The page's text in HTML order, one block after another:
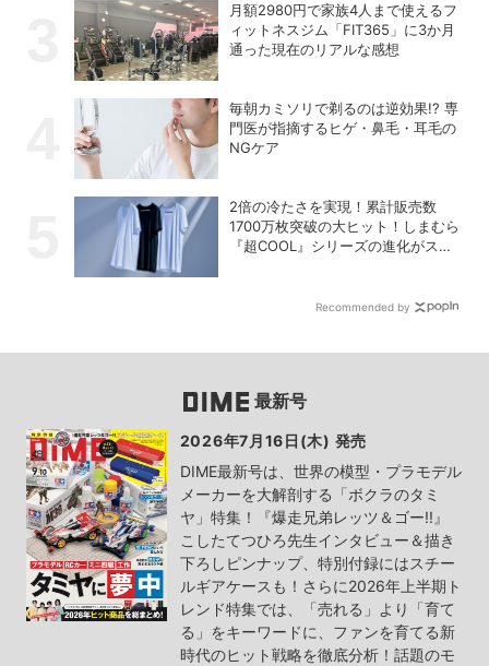
月額2980円で家族4人まで使えるフ
ィットネスジム「FIT365」に3か月
通った現在のリアルな感想
毎朝カミソリで剃るのは逆効果!? 専
門医が指摘するヒゲ・鼻毛・耳毛の
NGケア
2倍の冷たさを実現！累計販売数
1700万枚突破の大ヒット！しまむら
『超COOL』シリーズの進化がスゴ
Recommended by
最新号
2026年7月16日(木) 発売
DIME最新号は、世界の模型・プラモデル
メーカーを大解剖する「ボクラのタミ
ヤ」特集！『爆走兄弟レッツ＆ゴー!!』
こしたてつひろ先生インタビュー＆描き
下ろしピンナップ、特別付録にはスチー
ルギアケースも！さらに2026年上半期ト
レンド特集では、「売れる」より「育て
る」をキーワードに、ファンを育てる新
時代のヒット戦略を徹底分析！話題のモ